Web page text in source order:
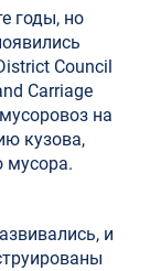
годы, но
Council
Carriage
на
кузова,
мусора.
и